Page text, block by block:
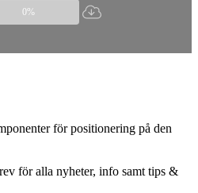
0%
för positionering på den
för alla nyheter, info samt tips &